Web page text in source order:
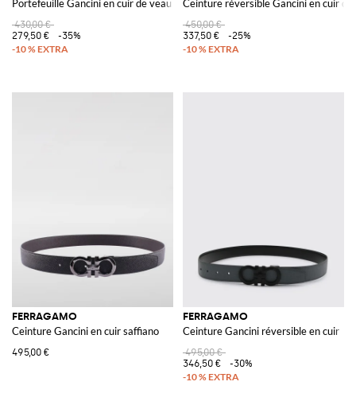
Portefeuille Gancini en cuir de veau
430,00 €
279,50 €
-35%
Ceinture réversible Gancini en cuir de
450,00 €
337,50 €
-25%
FERRAGAMO
Ceinture Gancini en cuir saffiano
495,00 €
FERRAGAMO
Ceinture Gancini réversible en cuir
495,00 €
346,50 €
-30%